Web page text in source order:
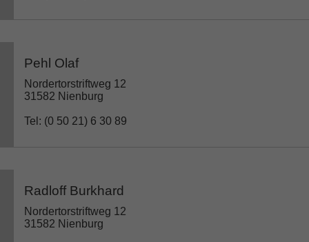
Pehl Olaf
Nordertorstriftweg 12
31582 Nienburg
Tel: (0 50 21) 6 30 89
Radloff Burkhard
Nordertorstriftweg 12
31582 Nienburg